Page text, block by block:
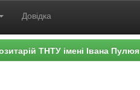
Довідка
ТНТУ імені Івана Пулюя